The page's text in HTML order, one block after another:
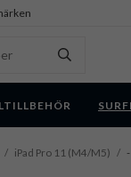
/ iPad Pro 11 (M4/M5) /